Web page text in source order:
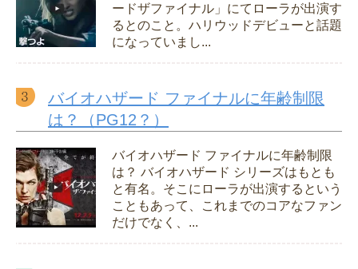
ードザファイナル」にてローラが出演す
るとのこと。ハリウッドデビューと話題
になっていまし...
バイオハザード ファイナルに年齢制限
は？（PG12？）
バイオハザード ファイナルに年齢制限
は？ バイオハザード シリーズはもとも
と有名。そこにローラが出演するという
こともあって、これまでのコアなファン
だけでなく、...